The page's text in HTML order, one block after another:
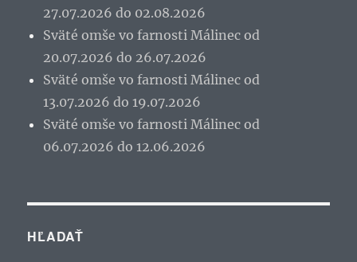
27.07.2026 do 02.08.2026
Sväté omše vo farnosti Málinec od
20.07.2026 do 26.07.2026
Sväté omše vo farnosti Málinec od
13.07.2026 do 19.07.2026
Sväté omše vo farnosti Málinec od
06.07.2026 do 12.06.2026
HĽADAŤ